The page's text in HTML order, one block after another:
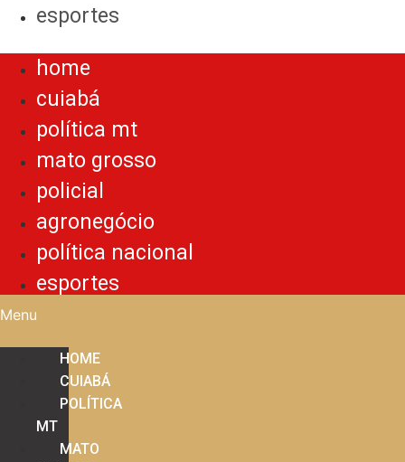
esportes
home
cuiabá
política mt
mato grosso
policial
agronegócio
política nacional
esportes
Menu
HOME
CUIABÁ
POLÍTICA
MT
MATO